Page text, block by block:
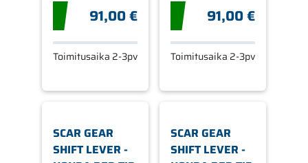
91,00 €
Toimitusaika 2-3pv
91,00 €
Toimitusaika 2-3pv
SCAR GEAR
SHIFT LEVER -
SCAR GEAR
SHIFT LEVER -